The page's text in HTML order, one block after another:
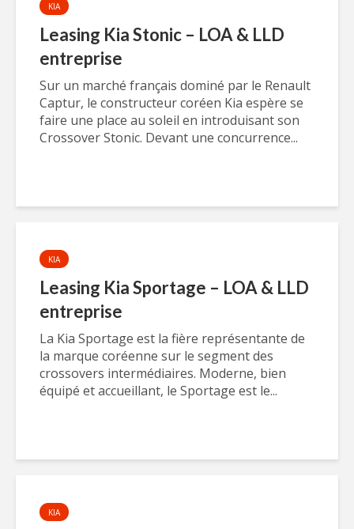
KIA
Leasing Kia Stonic – LOA & LLD
entreprise
Sur un marché français dominé par le Renault
Captur, le constructeur coréen Kia espère se
faire une place au soleil en introduisant son
Crossover Stonic. Devant une concurrence...
KIA
Leasing Kia Sportage – LOA & LLD
entreprise
La Kia Sportage est la fière représentante de
la marque coréenne sur le segment des
crossovers intermédiaires. Moderne, bien
équipé et accueillant, le Sportage est le...
KIA